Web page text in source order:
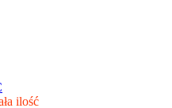
ilość